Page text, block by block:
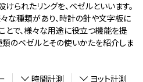
られたリングを、ベゼルといいます。
な種類があり、時計の針や文字板に
とで、様々な用途に役立つ機能を提
類のベゼルとその使いかたを紹介しま
時間計測
ヨット計測